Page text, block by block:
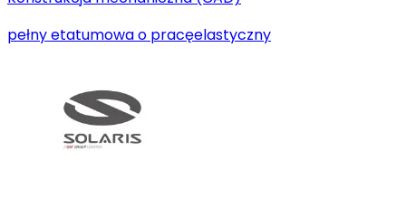
pełny etatumowa o pracęelastyczny